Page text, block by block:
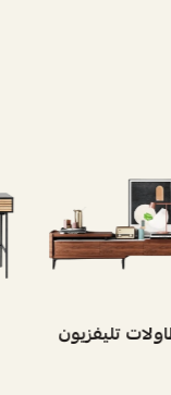
طاولات قهوة